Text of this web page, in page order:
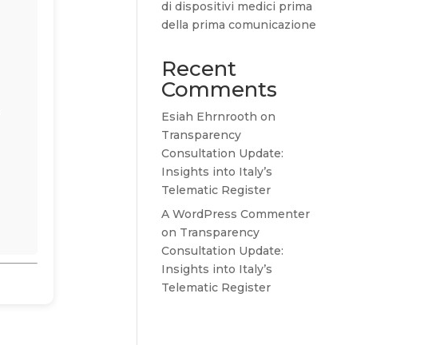
di dispositivi medici prima
della prima comunicazione
Recent
Comments
Esiah Ehrnrooth on
Transparency
Consultation Update:
Insights into Italy’s
Telematic Register
A WordPress Commenter
on Transparency
Consultation Update:
Insights into Italy’s
Telematic Register